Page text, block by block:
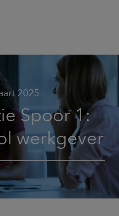
2025
Spoor 1:
werkgever